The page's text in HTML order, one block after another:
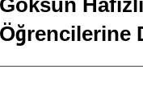
Göksun
Öğrencilerine